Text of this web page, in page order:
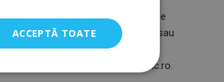
că sunteți de acord cu astfel de
în care se colectează, folosesc sau
info@swimaholic.ro.
de e-mail: info@swimaholic.ro.
ACCEPTĂ TOATE